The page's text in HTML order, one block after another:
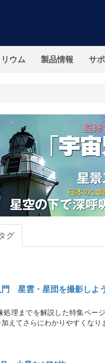
ウム 製品情報 サ
グ
門 星雲・星団を撮影しよ
理までを解説した特集ペー
えてさらにわかりやすくなり